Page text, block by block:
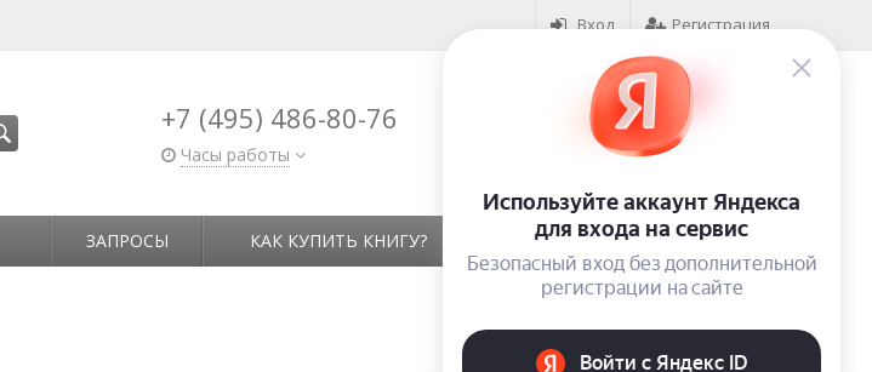
Вход Регистрация
+7 (495) 486-80-76
Часы работы
Корзина ( 0)
на сумму0₽
ЗАПРОСЫ КАК КУПИТЬ КНИГУ? КОНТАКТЫ ОТЗЫВЫ